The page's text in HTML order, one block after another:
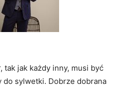
jak każdy inny, musi być
do sylwetki. Dobrze dobrana